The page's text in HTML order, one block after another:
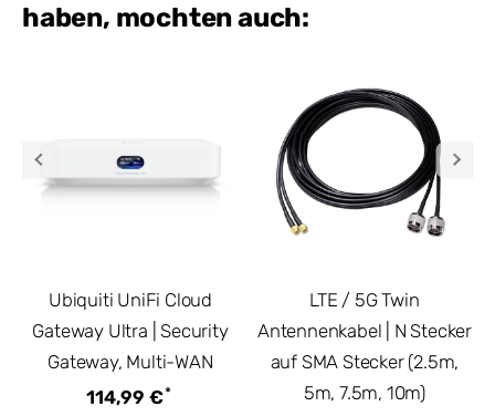
haben, mochten auch:
Ubiquiti UniFi Cloud
Gateway Ultra | Security
Gateway, Multi-WAN
114,99 €*
LTE / 5G Twin
Antennenkabel | N Stecker
auf SMA Stecker (2.5m,
5m, 7.5m, 10m)